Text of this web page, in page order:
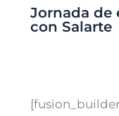
Jornada de
con Salarte